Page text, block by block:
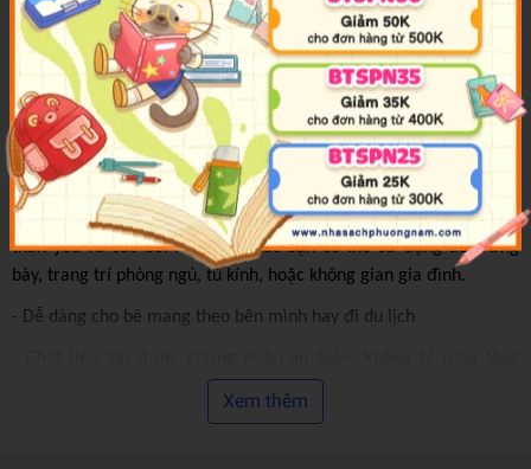
Đặc điểm nổi bật:
- Được làm bằng bông cao cấp, co dãn 4 chiều êm ái thân thiện
với mọi làn da
- Thân gấu bông mềm, các bé đều dễ dàng ôm, nắm khi di
chuyển.
- Thích hợp làm quà tặng giáng sinh, quà tặng noel cho người
thân yêu và các bé. Ngoài ra, các bạn có thể sử dụng để trưng
bày, trang trí phòng ngủ, tủ kính, hoặc không gian gia đình.
- Dễ dàng cho bé mang theo bên mình hay đi du lịch
trong quá trình, sử dụng thích hợp cho bé ôm ngủ.
Xem thêm